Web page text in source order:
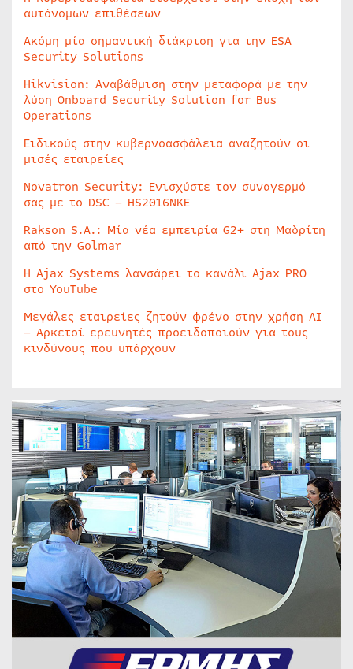
αυτόνομων επιθέσεων
Ακόμη μία σημαντική διάκριση για την ESA
Security Solutions
Hikvision: Αναβάθμιση στην μεταφορά με την
λύση Onboard Security Solution for Bus
Operations
Ειδικούς στην κυβερνοασφάλεια αναζητούν οι
μισές εταιρείες
Novatron Security: Ενισχύστε τον συναγερμό
σας με το DSC – HS2016NKE
Rakson S.A.: Μία νέα εμπειρία G2+ στη Μαδρίτη
από την Golmar
Η Ajax Systems λανσάρει το κανάλι Ajax PRO
στο YouTube
Μεγάλες εταιρείες ζητούν φρένο στην χρήση AI
– Αρκετοί ερευνητές προειδοποιούν για τους
κινδύνους που υπάρχουν